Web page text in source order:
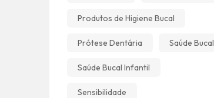
Produtos de Higiene Bucal
Prótese Dentária Saúde Bucal
Saúde Bucal Infantil
Sensibilidade